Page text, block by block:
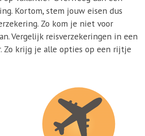
Kortom, stem jouw eisen dus
Zo kom je niet voor
Vergelijk reisverzekeringen in een
Zo krijg je alle opties op een rijtje